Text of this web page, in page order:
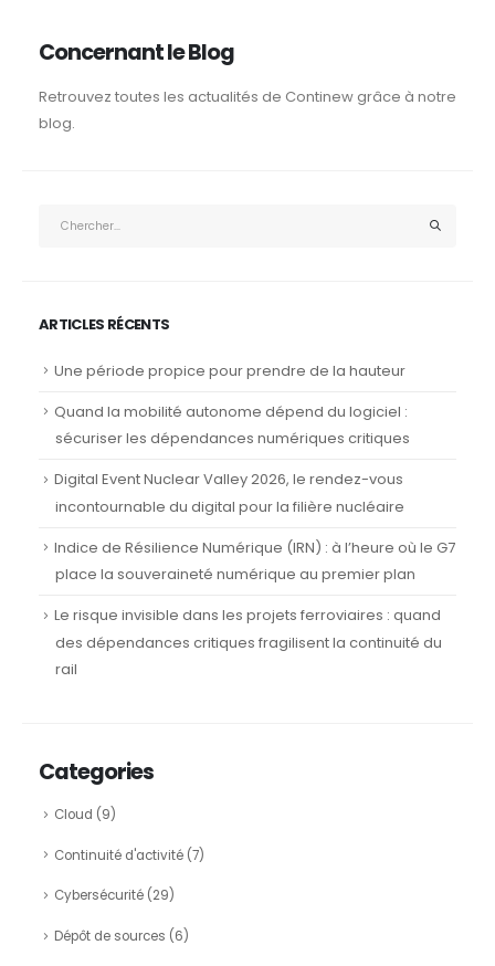
Concernant le Blog
Retrouvez toutes les actualités de Continew grâce à notre
blog.
ARTICLES RÉCENTS
Une période propice pour prendre de la hauteur
Quand la mobilité autonome dépend du logiciel :
sécuriser les dépendances numériques critiques
Digital Event Nuclear Valley 2026, le rendez-vous
incontournable du digital pour la filière nucléaire
Indice de Résilience Numérique (IRN) : à l’heure où le G7
place la souveraineté numérique au premier plan
Le risque invisible dans les projets ferroviaires : quand
des dépendances critiques fragilisent la continuité du
rail
Categories
Cloud (9)
Continuité d'activité(7)
Cybersécurité(29)
Dépôt de sources (6)